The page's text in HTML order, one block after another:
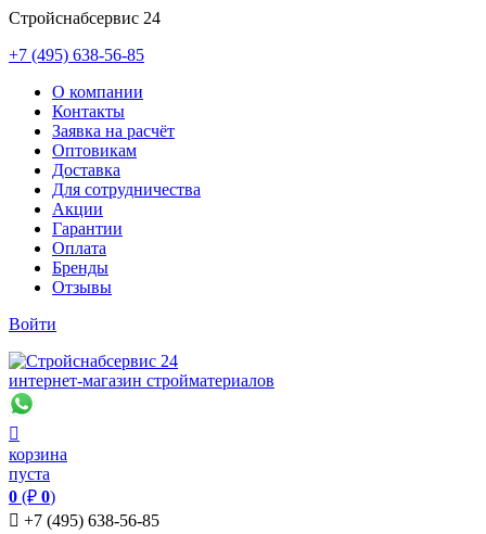
Стройснабсервис 24
+7 (495) 638-56-85
О компании
Контакты
Заявка на расчёт
Оптовикам
Доставка
Для сотрудничества
Акции
Гарантии
Оплата
Бренды
Отзывы
Войти
интернет-магазин стройматериалов

корзина
пуста
0 (₽ 0)
 +7 (495) 638-56-85